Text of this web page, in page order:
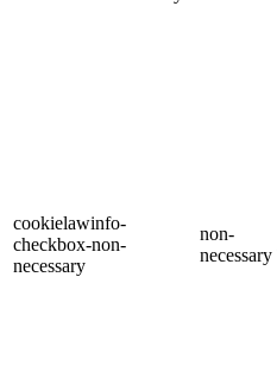
cookielawinfo-
checkbox-non-
necessary
non-
necessary